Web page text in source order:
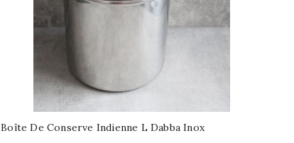
Boîte De Conserve Indienne L Dabba Inox